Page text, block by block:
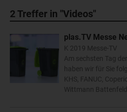
2Treffer in "Videos"
plas.TV Messe
K 2019 Messe-TV
Am sechsten Tag
haben wir für Sie
KHS, FANUC,
Wittmann Battenfeld